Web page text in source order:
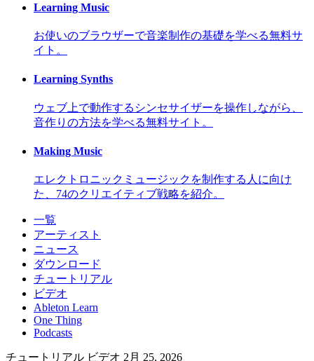
Learning Music
お使いのブラウザーで音楽制作の基礎を学べる無料サ
イト。
Learning Synths
ウェブ上で動作するシンセサイザーを操作しながら、
音作りの方法を学べる無料サイト。
Making Music
エレクトロニックミュージックを制作する人に向け
た、74のクリエイティブ戦略を紹介。
一覧
アーティスト
ニュース
ダウンロード
チュートリアル
ビデオ
Ableton Learn
One Thing
Podcasts
チュートリアル ビデオ 2月 25, 2026